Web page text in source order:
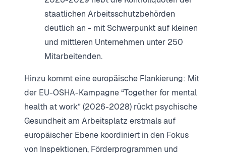
staatlichen Arbeitsschutzbehörden
deutlich an - mit Schwerpunkt auf kleinen
und mittleren Unternehmen unter 250
Mitarbeitenden.
Hinzu kommt eine europäische Flankierung: Mit
der EU-OSHA-Kampagne “Together for mental
health at work” (2026-2028) rückt psychische
Gesundheit am Arbeitsplatz erstmals auf
europäischer Ebene koordiniert in den Fokus
von Inspektionen, Förderprogrammen und